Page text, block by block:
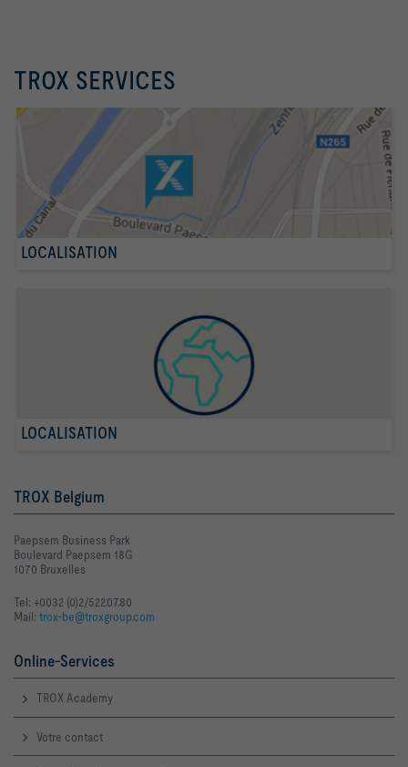
TROX SERVICES
LOCALISATION
LOCALISATION
TROX Belgium
Paepsem Business Park
Boulevard Paepsem 18G
1070 Bruxelles
Tel: +0032 (0)2/522.07.80
Mail: trox-be@troxgroup.com
Online-Services
TROX Academy
Votre contact